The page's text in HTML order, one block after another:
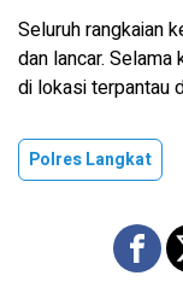
Seluruh rangkaian
dan lancar.
di lokasi terpantau
Polres Langkat